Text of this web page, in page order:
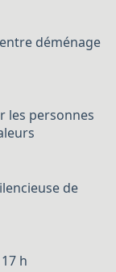
déménage
les personnes
de
h